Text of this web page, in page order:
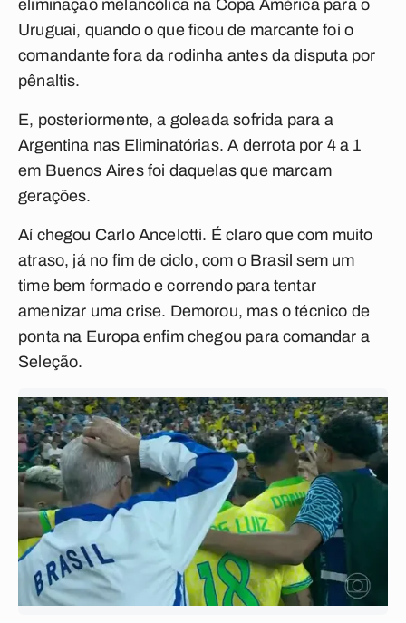
eliminação melancólica na Copa América para o
Uruguai, quando o que ficou de marcante foi o
comandante fora da rodinha antes da disputa por
pênaltis.
E, posteriormente, a goleada sofrida para a
Argentina nas Eliminatórias. A derrota por 4 a 1
em Buenos Aires foi daquelas que marcam
gerações.
Aí chegou Carlo Ancelotti. É claro que com muito
atraso, já no fim de ciclo, com o Brasil sem um
time bem formado e correndo para tentar
amenizar uma crise. Demorou, mas o técnico de
ponta na Europa enfim chegou para comandar a
Seleção.